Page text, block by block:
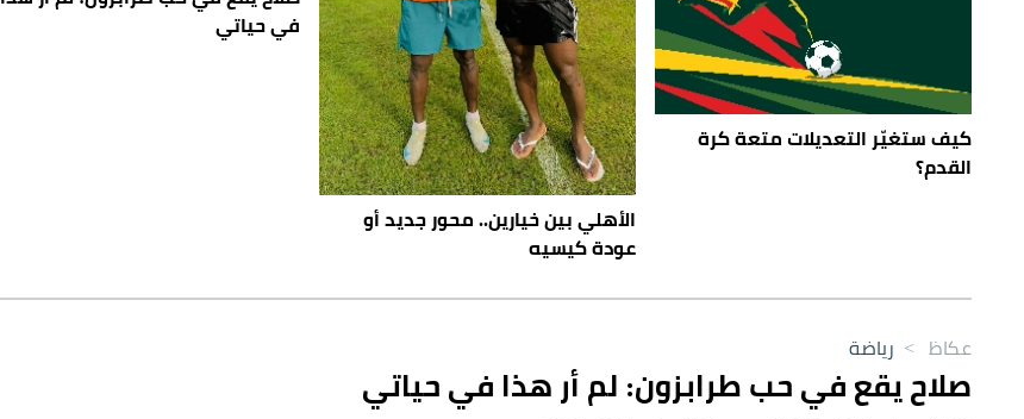
كيف ستغيّر التعديلات متعة كرة
القدم؟
الأهلي بين خيارين.. محور جديد أو
عودة كيسيه
في حياتي
عكاظ > رياضة
صلاح يقع في حب طرابزون: لم أر هذا في حياتي